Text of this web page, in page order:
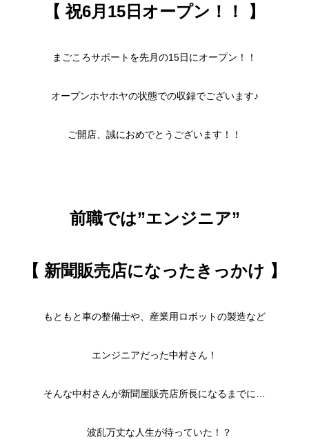
【 祝6月15日オープン！！ 】
まごころサポートを先月の15日にオープン！！
オープンホヤホヤの状態での収録でございます♪
ご開店、誠におめでとうございます！！
前職では”エンジニア”
【 新聞販売店になったきっかけ 】
もともと車の整備士や、産業用ロボットの製造など
エンジニアだった中村さん！
そんな中村さんが新聞屋販売店所長になるまでに…
波乱万丈な人生が待っていた！？